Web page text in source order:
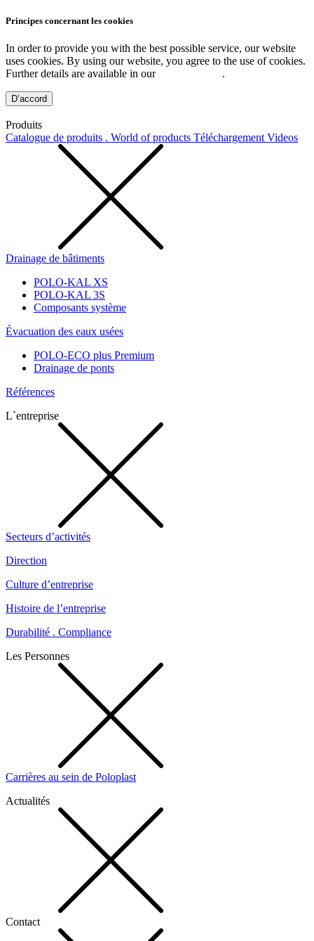
Principes concernant les cookies
In order to provide you with the best possible service, our website
uses cookies. By using our website, you agree to the use of cookies.
Further details are available in our
.
D’accord
Produits
Catalogue de produits . World of products Téléchargement Videos
Drainage de bâtiments
POLO-KAL XS
POLO-KAL 3S
Composants système
Évacuation des eaux usées
POLO-ECO plus Premium
Drainage de ponts
Références
L`entreprise
Secteurs d’activités
Direction
Culture d’entreprise
Histoire de l’entreprise
Durabilité . Compliance
Les Personnes
Carrières au sein de Poloplast
Actualités
Contact